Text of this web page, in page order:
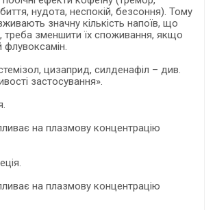
нудота, неспокій, безсоння). Тому
значну кількість напоїв, що
треба зменшити їх споживання, якщо
флувоксамін.
цизаприд, силденафіл – див.
застосування».
на плазмову концентрацію
на плазмову концентрацію